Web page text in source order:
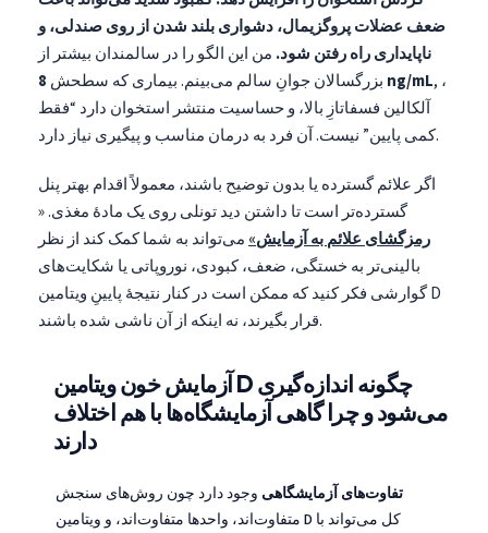
ضعف عضلات پروگزیمال، دشواری بلند شدن از روی صندلی، و
ناپایداری راه رفتن شود. من این الگو را در سالمندان بیشتر از
بزرگسالان جوانِ سالم می‌بینم. بیماری که سطحش 8 ng/mL, ،
آلکالین فسفاتازِ بالا، و حساسیت منتشر استخوان دارد “فقط
کمی پایین” نیست. آن فرد به درمان مناسب و پیگیری نیاز دارد.
اگر علائم گسترده یا بدون توضیح باشند، معمولاً اقدام بهتر پنل
گسترده‌تر است تا داشتن دید تونلی روی یک مادهٔ مغذی. «
رمزگشای علائم به آزمایش» می‌تواند به شما کمک کند از نظر
بالینی‌تر به خستگی، ضعف، کبودی، نوروپاتی یا شکایت‌های
گوارشی فکر کنید که ممکن است در کنار نتیجهٔ پایینِ ویتامین D
قرار بگیرند، نه اینکه از آن ناشی شده باشند.
آزمایش خون ویتامین D چگونه اندازه‌گیری
می‌شود و چرا گاهی آزمایشگاه‌ها با هم اختلاف
دارند
تفاوت‌های آزمایشگاهی وجود دارد چون روش‌های سنجش
متفاوت‌اند، واحدها متفاوت‌اند، و ویتامین D کل می‌تواند با
Ślōnskŏ gŏdka
Norsk bokmål